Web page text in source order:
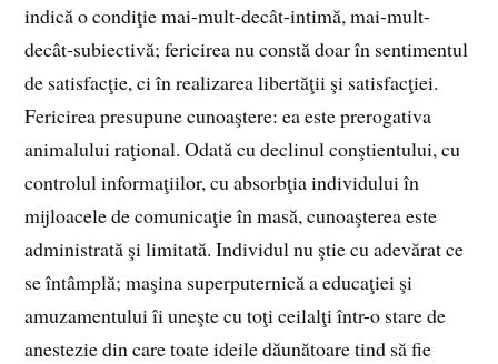
indică o condiţie mai-mult-decât-intimă, mai-mult-
decât-subiectivă; fericirea nu constă doar în sentimentul
de satisfacţie, ci în realizarea libertăţii şi satisfacţiei.
Fericirea presupune cunoaştere: ea este prerogativa
animalului raţional. Odată cu declinul conştientului, cu
controlul informaţiilor, cu absorbţia individului în
mijloacele de comunicaţie în masă, cunoaşterea este
administrată şi limitată. Individul nu ştie cu adevărat ce
se întâmplă; maşina superputernică a educaţiei şi
amuzamentului îi uneşte cu toţi ceilalţi într-o stare de
anestezie din care toate ideile dăunătoare tind să fie